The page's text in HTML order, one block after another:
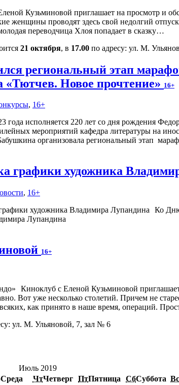
Кузьминовой приглашает на просмотр и
женщины проводят здесь свой недолгий
переводчица Хлоя попадает в сказку…
21 октября, в 17.00 по адресу: ул. М.
региональный этап
«Тютчев. Новое прочтение» 16+
, 16+
года исполняется 220 лет со дня рождения
мероприятий кафедра литературы на
организовала региональный этап
графики художника
, 16+
Ко Дню
Лупандина
16+
Киноклуб с Еленой Кузьминовой
Вот уже несколько столетий. Причем не
как принято в наше время, операций.
ул. М. Ульяновой, 7, зал № 6
Июль 2019
Среда ЧтЧетверг ПтПятница СбСуббота Вс